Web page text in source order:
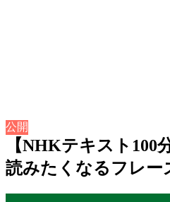
公開
【NHKテキスト100
読みたくなるフレー